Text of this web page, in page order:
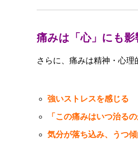
痛みは「心」にも影
さらに、痛みは精神・心理
強いストレスを感じる
「この痛みはいつ治る
気分が落ち込み、うつ